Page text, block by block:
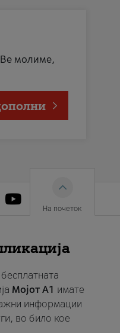
Ве молиме,
На почеток
Мојот A1 имате
информации
во било кое